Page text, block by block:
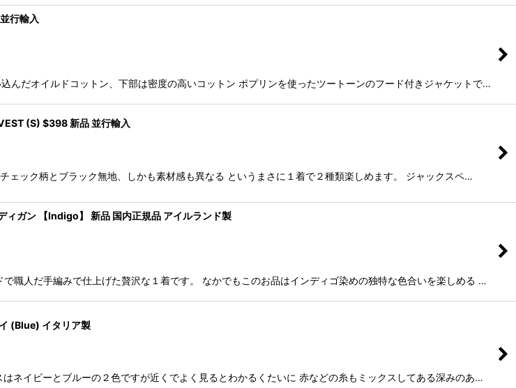
行輸入
んだオイルドコットン、下部は密度の高いコットン ポプリンを使ったツートーンのフード付きジャケットで…
(S) $398 新品 並行輸入
ェック柄とブラック無地、しかも素材感も異なる というまさに１着で２種類楽しめます。 ジャックスペ…
ィガン 【Indigo】 新品 国内正規品 アイルランド製
職人だ手編みで仕上げた贅沢な１着です。 なかでもこのお品はインディゴ染めの独特な色合いを楽しめる …
イ (Blue) イタリア製
ネイビーとブルーの２色ですが近くでよく見るとわかるくたいに 赤などの糸もミックスしてある深みのあ…